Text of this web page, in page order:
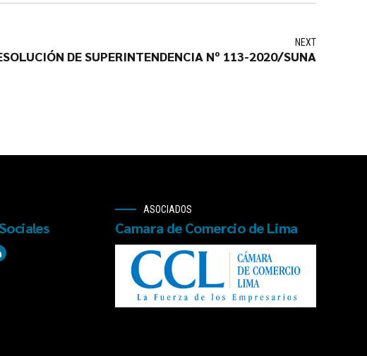
NEXT
DE SUPERINTENDENCIA Nº 113-2020/SUNA
ASOCIADOS
Camara de Comercio de Lima